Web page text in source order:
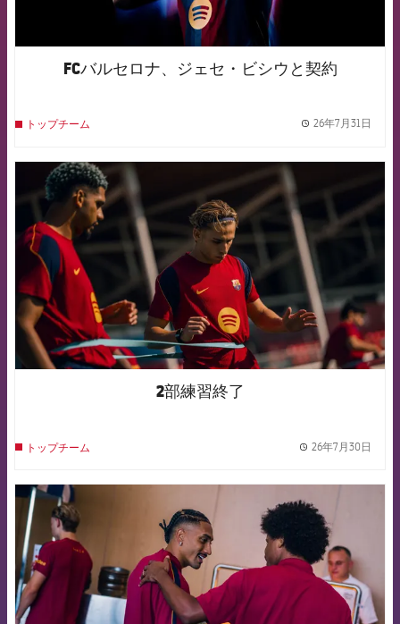
FCバルセロナ、ジェセ・ビシウと契約
トップチーム 26年7月31日
FCB Barcelona badge
2部練習終了
トップチーム 26年7月30日